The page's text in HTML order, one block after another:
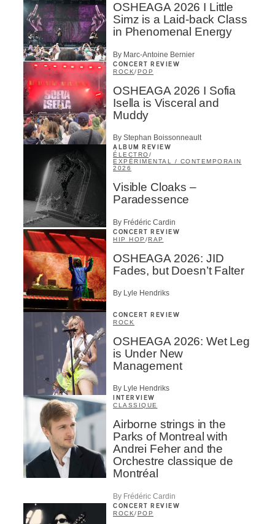
OSHEAGA 2026 I Little
Simz is a Laid-back Class
in Phenomenal Energy
By Marc-Antoine Bernier
CONCERT REVIEW
ROCK/POP
OSHEAGA 2026 I Sofia
Isella is Visceral and
Muddy
By Stephan Boissonneault
ALBUM REVIEW
ÉLECTRO/
EXPÉRIMENTAL / CONTEMPORAIN
2026
Visible Cloaks –
Paradessence
By Frédéric Cardin
CONCERT REVIEW
HIP HOP /RAP
OSHEAGA 2026: JID
Fades, but Doesn’t Falter
By Lyle Hendriks
CONCERT REVIEW
ROCK
OSHEAGA 2026: Wet Leg
is Under New
Management
By Lyle Hendriks
INTERVIEW
CLASSIQUE
Airborne strings in the
Parks of Montreal with
Andrei Feher and the
Orchestre classique de
Montréal
By Frédéric Cardin
CONCERT REVIEW
ROCK/POP